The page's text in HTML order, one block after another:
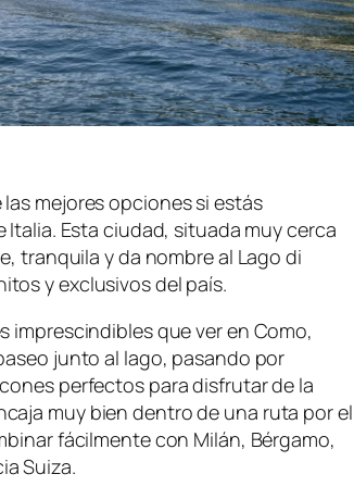
las mejores opciones si estás
Esta ciudad, situada muy cerca
tranquila y da nombre al Lago di
y exclusivos del país.
imprescindibles que ver en Como,
junto al lago, pasando por
perfectos para disfrutar de la
muy bien dentro de una ruta por el
fácilmente con Milán, Bérgamo,
Suiza.